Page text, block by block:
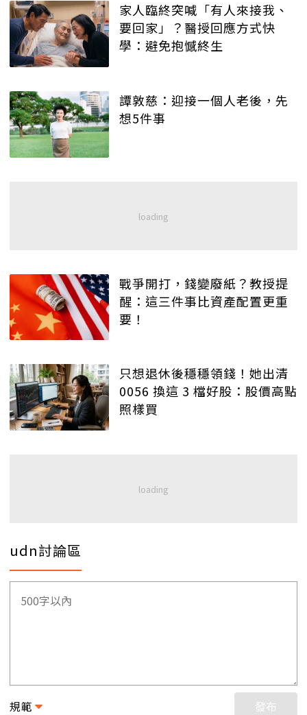
家人臨終突喊「有人來接我、
要回家」？醫授回應方式快
學：避免抱憾終生
譚敦慈：迎接一個人老後，先
想5件事
戰爭開打，錢變廢紙？教授提
醒：這三件事比資產配置更重
要！
只想退休後穩穩領錢！她出清
0056 換這 3 檔好股：股價高點
照樣買
udn討論區
規範 發布